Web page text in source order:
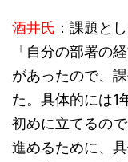
酒井氏 ：課題と
「自分の部署の
があったので、
た。具体的には1
初めに立てるの
進めるために、